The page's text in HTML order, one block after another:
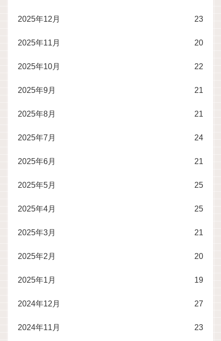
2025年12月 23
2025年11月 20
2025年10月 22
2025年9月 21
2025年8月 21
2025年7月 24
2025年6月 21
2025年5月 25
2025年4月 25
2025年3月 21
2025年2月 20
2025年1月 19
2024年12月 27
2024年11月 23